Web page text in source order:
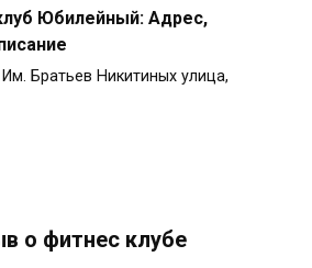
Юбилейный: Адрес,
Братьев Никитиных улица,
о фитнес клубе